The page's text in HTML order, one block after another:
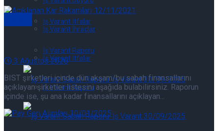
İş Varant İtfalar
İş Varant Raporu
İş Varant Raporu: İş Varant 07/08/2026
İş Varant İhraçlar
İş Varant İtfalar
İş Varant Raporu
3 Ağustos 2026
BIST şirketleri içinde dün akşam/bu sabah finansallarını
açıklayan şirketler listesini aşağıda bulabilirsiniz. Raporun
içinde ise, şu ana kadar finansallarını açıklayan...